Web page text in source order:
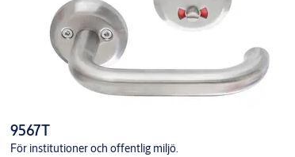
9567T
För institutioner och offentlig miljö.